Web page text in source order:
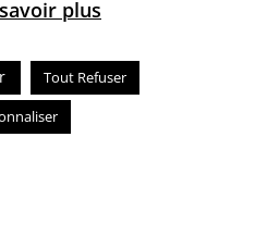
plus
Tout Refuser